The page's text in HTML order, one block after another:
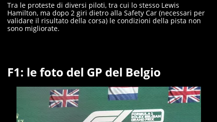
Tra le proteste di diversi piloti, tra cui lo stesso Lewis
Hamilton, ma dopo 2 giri dietro alla Safety Car (necessari per
validare il risultato della corsa) le condizioni della pista non
sono migliorate.
F1: le foto del GP del Belgio